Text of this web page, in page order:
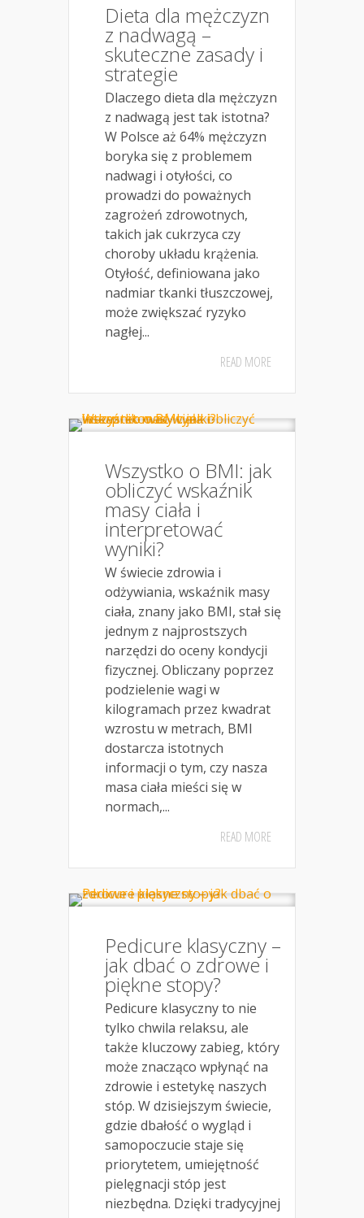
Dieta dla mężczyzn
z nadwagą –
skuteczne zasady i
strategie
Dlaczego dieta dla mężczyzn
z nadwagą jest tak istotna?
W Polsce aż 64% mężczyzn
boryka się z problemem
nadwagi i otyłości, co
prowadzi do poważnych
zagrożeń zdrowotnych,
takich jak cukrzyca czy
choroby układu krążenia.
Otyłość, definiowana jako
nadmiar tkanki tłuszczowej,
może zwiększać ryzyko
nagłej...
READ MORE
Wszystko o BMI: jak
obliczyć wskaźnik
masy ciała i
interpretować
wyniki?
W świecie zdrowia i
odżywiania, wskaźnik masy
ciała, znany jako BMI, stał się
jednym z najprostszych
narzędzi do oceny kondycji
fizycznej. Obliczany poprzez
podzielenie wagi w
kilogramach przez kwadrat
wzrostu w metrach, BMI
dostarcza istotnych
informacji o tym, czy nasza
masa ciała mieści się w
normach,...
READ MORE
Pedicure klasyczny –
jak dbać o zdrowe i
piękne stopy?
Pedicure klasyczny to nie
tylko chwila relaksu, ale
także kluczowy zabieg, który
może znacząco wpłynąć na
zdrowie i estetykę naszych
stóp. W dzisiejszym świecie,
gdzie dbałość o wygląd i
samopoczucie staje się
priorytetem, umiejętność
pielęgnacji stóp jest
niezbędna. Dzięki tradycyjnej